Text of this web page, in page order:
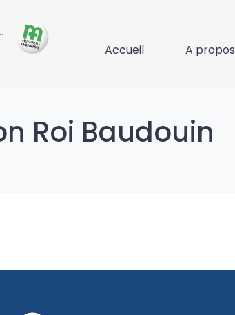
Accueil A propos
Roi Baudouin